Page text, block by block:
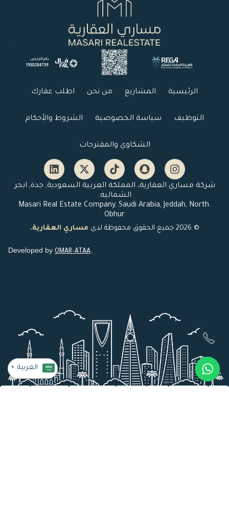
العربية ▼
الرئيسية المشاريع من نحن اطلب عقارك
التوظيف سياسة الخصوصية الشروط والأحكام
الشكاوي والمقترحات
شركة مساري العقارية، المملكة العربية السعودية, جدة, ابحر
الشماليه.
.Masari Real Estate Company, Saudi Arabia, Jeddah, North
Obhur
© 2026 جميع الحقوق محفوظة لدى مساري العقارية.
Developed by OMAR-ATAA